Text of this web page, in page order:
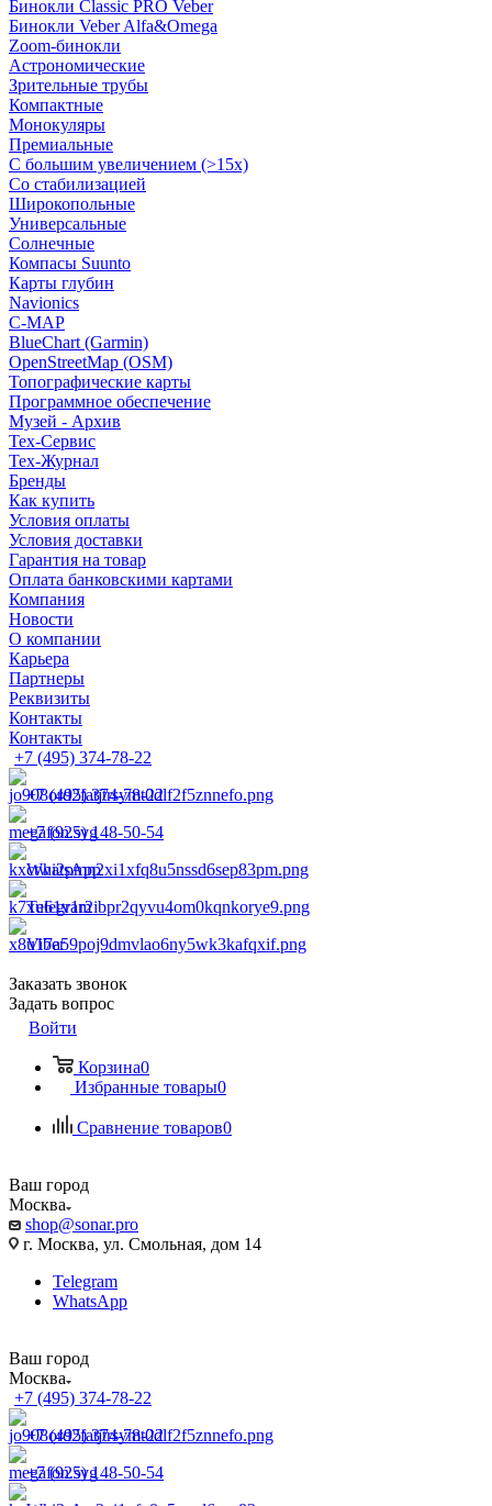
Бинокли Classic PRO Veber
Бинокли Veber Alfa&Omega
Zoom-бинокли
Астрономические
Зрительные трубы
Компактные
Монокуляры
Премиальные
С большим увеличением (>15x)
Со стабилизацией
Широкопольные
Универсальные
Солнечные
Компасы Suunto
Карты глубин
Navionics
C-MAP
BlueChart (Garmin)
OpenStreetMap (OSM)
Топографические карты
Программное обеспечение
Музей - Архив
Tex-Сервис
Тех-Журнал
Бренды
Как купить
Условия оплаты
Условия доставки
Гарантия на товар
Оплата банковскими картами
Компания
Новости
О компании
Карьера
Партнеры
Реквизиты
Контакты
Контакты
+7 (495) 374-78-22
+7 (495) 374-78-22
+7 (925) 148-50-54
WhatsApp
Telegram
Viber
Заказать звонок
Задать вопрос
Войти
Корзина0
Избранные товары0
Сравнение товаров0
Ваш город
Москва
shop@sonar.pro
г. Москва, ул. Смольная, дом 14
Telegram
WhatsApp
Ваш город
Москва
+7 (495) 374-78-22
+7 (495) 374-78-22
+7 (925) 148-50-54